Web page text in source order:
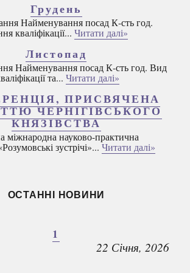
Грудень
Найменування посад К-сть год.
кваліфікації... Читати далі»
Листопад
Найменування посад К-сть год. Вид
та... Читати далі»
ПРИСВЯЧЕНА
ЧЕРНІГІВСЬКОГО
КНЯЗІВСТВА
міжнародна науково-практична
зустрічі»... Читати далі»
ОСТАННІ НОВИНИ
1
22 Січня, 2026